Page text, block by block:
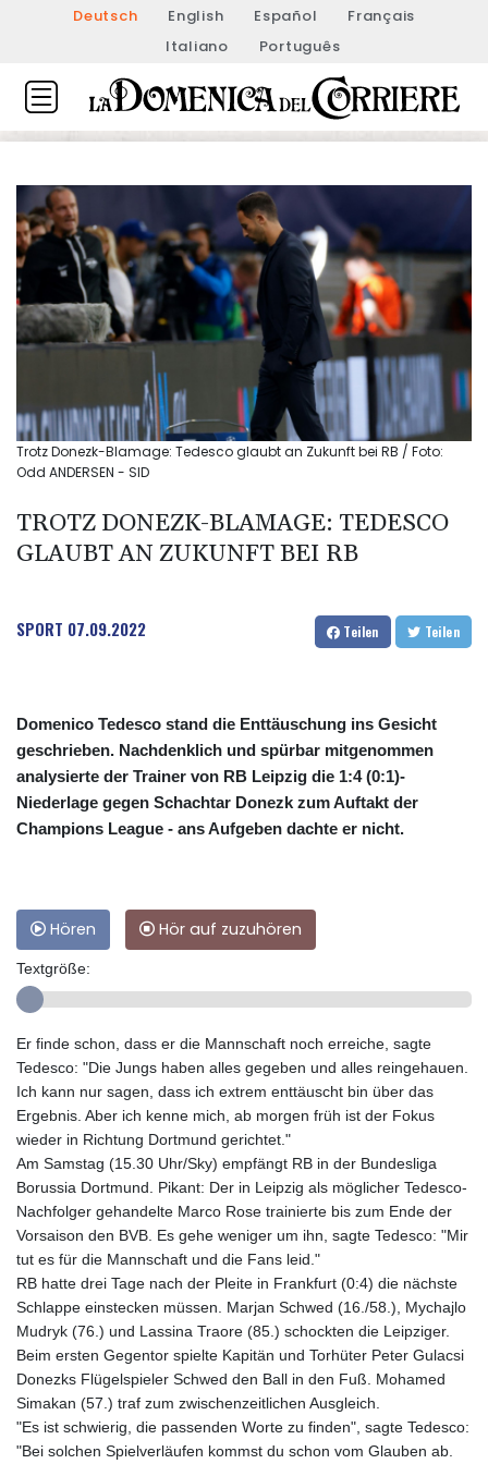
Deutsch English Español
Français
Italiano
Português
Trotz Donezk-Blamage: Tedesco glaubt an Zukunft bei RB / Foto:
Odd ANDERSEN - SID
TROTZ DONEZK-BLAMAGE: TEDESCO
GLAUBT AN ZUKUNFT BEI RB
SPORT 07.09.2022 Teilen Teilen
Domenico Tedesco stand die Enttäuschung ins Gesicht
geschrieben. Nachdenklich und spürbar mitgenommen
analysierte der Trainer von RB Leipzig die 1:4 (0:1)-
Niederlage gegen Schachtar Donezk zum Auftakt der
Champions League - ans Aufgeben dachte er nicht.
Hören Hör auf zuzuhören
Textgröße:
Er finde schon, dass er die Mannschaft noch erreiche, sagte
Tedesco: "Die Jungs haben alles gegeben und alles reingehauen.
Ich kann nur sagen, dass ich extrem enttäuscht bin über das
Ergebnis. Aber ich kenne mich, ab morgen früh ist der Fokus
wieder in Richtung Dortmund gerichtet."
Am Samstag (15.30 Uhr/Sky) empfängt RB in der Bundesliga
Borussia Dortmund. Pikant: Der in Leipzig als möglicher Tedesco-
Nachfolger gehandelte Marco Rose trainierte bis zum Ende der
Vorsaison den BVB. Es gehe weniger um ihn, sagte Tedesco: "Mir
tut es für die Mannschaft und die Fans leid."
RB hatte drei Tage nach der Pleite in Frankfurt (0:4) die nächste
Schlappe einstecken müssen. Marjan Schwed (16./58.), Mychajlo
Mudryk (76.) und Lassina Traore (85.) schockten die Leipziger.
Beim ersten Gegentor spielte Kapitän und Torhüter Peter Gulacsi
Donezks Flügelspieler Schwed den Ball in den Fuß. Mohamed
Simakan (57.) traf zum zwischenzeitlichen Ausgleich.
"Es ist schwierig, die passenden Worte zu finden", sagte Tedesco:
"Bei solchen Spielverläufen kommst du schon vom Glauben ab.